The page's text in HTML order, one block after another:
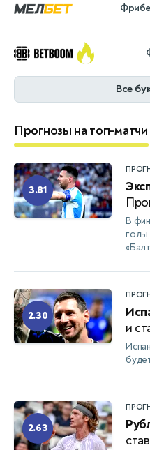
Все
Прогнозы на топ-матчи
3.81
В
2.30
и
2.63